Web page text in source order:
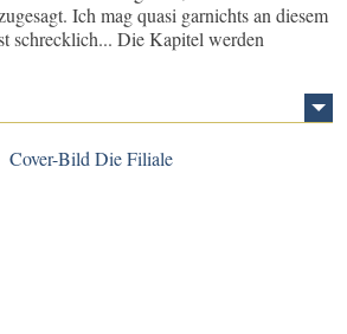
Ich mag quasi garnichts an diesem
schrecklich... Die Kapitel werden